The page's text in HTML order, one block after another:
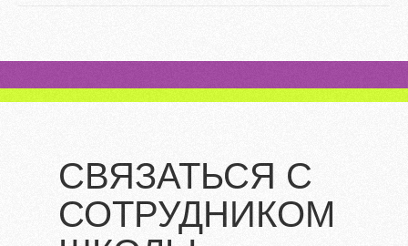
СВЯЗАТЬСЯ С
СОТРУДНИКОМ